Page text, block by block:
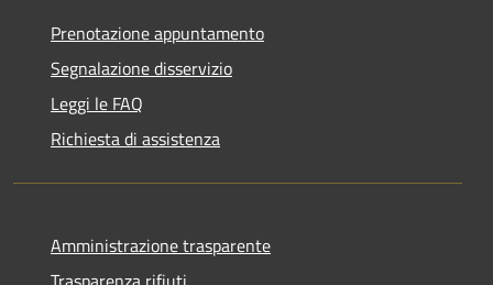
Prenotazione appuntamento
Segnalazione disservizio
Leggi le FAQ
Richiesta di assistenza
Amministrazione trasparente